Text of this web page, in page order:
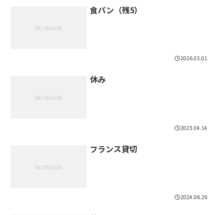
食パン（残5）
2026.03.01
休み
2023.04.14
フランス貸切
2024.06.26